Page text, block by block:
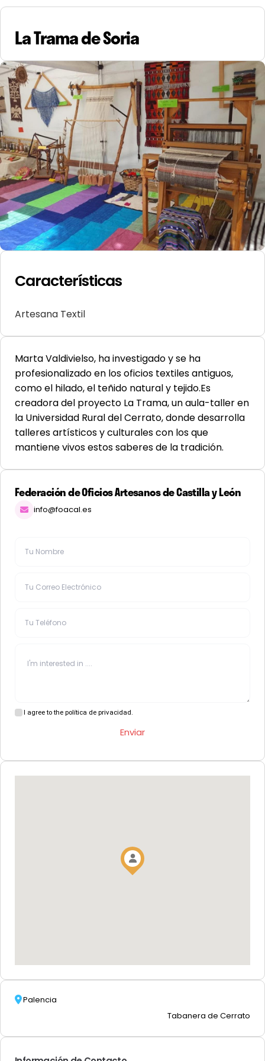
La Trama de Soria
Características
Artesana Textil
Marta Valdivielso, ha investigado y se ha
profesionalizado en los oficios textiles antiguos,
como el hilado, el teñido natural y tejido.Es
creadora del proyecto La Trama, un aula-taller en
la Universidad Rural del Cerrato, donde desarrolla
talleres artísticos y culturales con los que
mantiene vivos estos saberes de la tradición.
Federación de Oficios Artesanos de Castilla y León
info@foacal.es
I agree to the política de privacidad.
Enviar
Palencia
Tabanera de Cerrato